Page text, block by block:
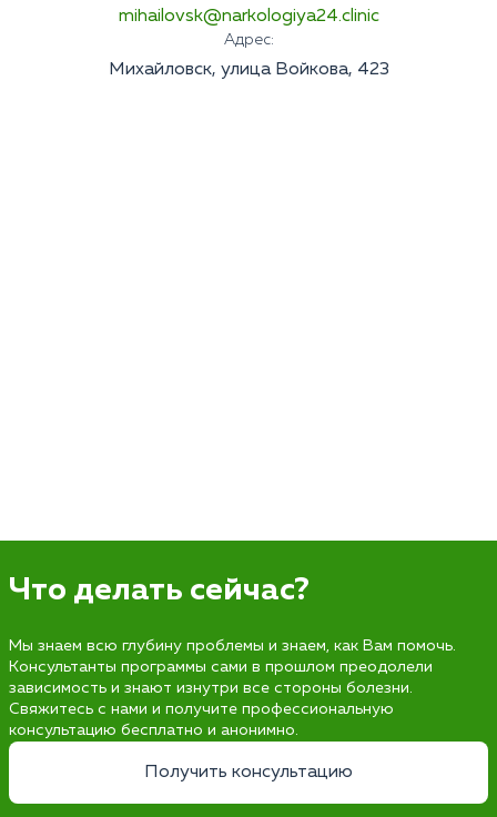
mihailovsk@narkologiya24.clinic
Адрес:
Михайловск, улица Войкова, 423
Что делать сейчас?
Мы знаем всю глубину проблемы и знаем, как Вам помочь.
Консультанты программы сами в прошлом преодолели
зависимость и знают изнутри все стороны болезни.
Свяжитесь с нами и получите профессиональную
консультацию бесплатно и анонимно.
Получить консультацию